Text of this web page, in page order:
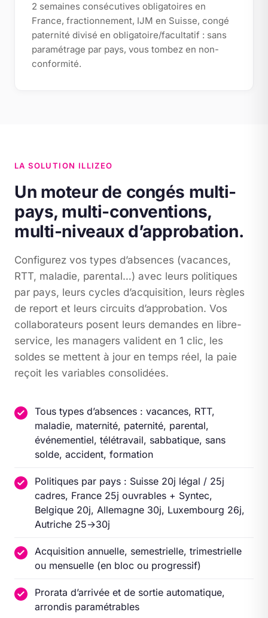
2 semaines consécutives obligatoires en
France, fractionnement, IJM en Suisse, congé
paternité divisé en obligatoire/facultatif : sans
paramétrage par pays, vous tombez en non-
conformité.
LA SOLUTION ILLIZEO
Un moteur de congés multi-
pays, multi-conventions,
multi-niveaux d’approbation.
Configurez vos types d’absences (vacances,
RTT, maladie, parental…) avec leurs politiques
par pays, leurs cycles d’acquisition, leurs règles
de report et leurs circuits d’approbation. Vos
collaborateurs posent leurs demandes en libre-
service, les managers valident en 1 clic, les
soldes se mettent à jour en temps réel, la paie
reçoit les variables consolidées.
Tous types d’absences : vacances, RTT,
maladie, maternité, paternité, parental,
événementiel, télétravail, sabbatique, sans
solde, accident, formation
Politiques par pays : Suisse 20j légal / 25j
cadres, France 25j ouvrables + Syntec,
Belgique 20j, Allemagne 30j, Luxembourg 26j,
Autriche 25→30j
Acquisition annuelle, semestrielle, trimestrielle
ou mensuelle (en bloc ou progressif)
Prorata d’arrivée et de sortie automatique,
arrondis paramétrables